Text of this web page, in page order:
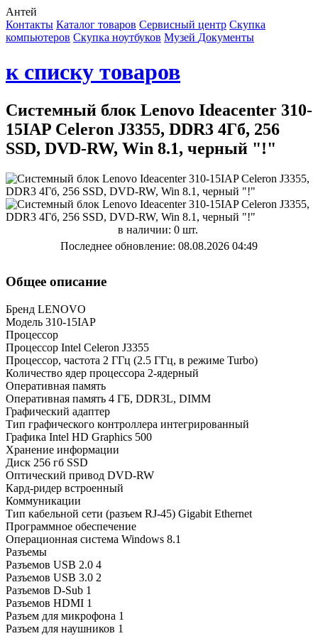
Антей
Контакты Каталог товаров Сервисный центр Cкупка
компьютеров Cкупка ноутбуков Музей Документы
к списку товаров
Системный блок Lenovo Ideacenter 310-
15IAP Celeron J3355, DDR3 4Гб, 256
SSD, DVD-RW, Win 8.1, черный "!"
в наличии: 0 шт.
Последнее обновление: 08.08.2026 04:49
Общее описание
Бренд LENOVO
Модель 310-15IAP
Процессор
Процессор Intel Celeron J3355
Процессор, частота 2 ГГц (2.5 ГГц, в режиме Turbo)
Количество ядер процессора 2-ядерный
Оперативная память
Оперативная память 4 ГБ, DDR3L, DIMM
Графический адаптер
Тип графического контроллера интегрированный
Графика Intel HD Graphics 500
Хранение информации
Диск 256 гб SSD
Оптический привод DVD-RW
Кард-ридер встроенный
Коммуникации
Тип кабельной сети (разъем RJ-45) Gigabit Ethernet
Программное обеспечение
Операционная система Windows 8.1
Разъемы
Разъемов USB 2.0 4
Разъемов USB 3.0 2
Разъемов D-Sub 1
Разъемов HDMI 1
Разъем для микрофона 1
Разъем для наушников 1